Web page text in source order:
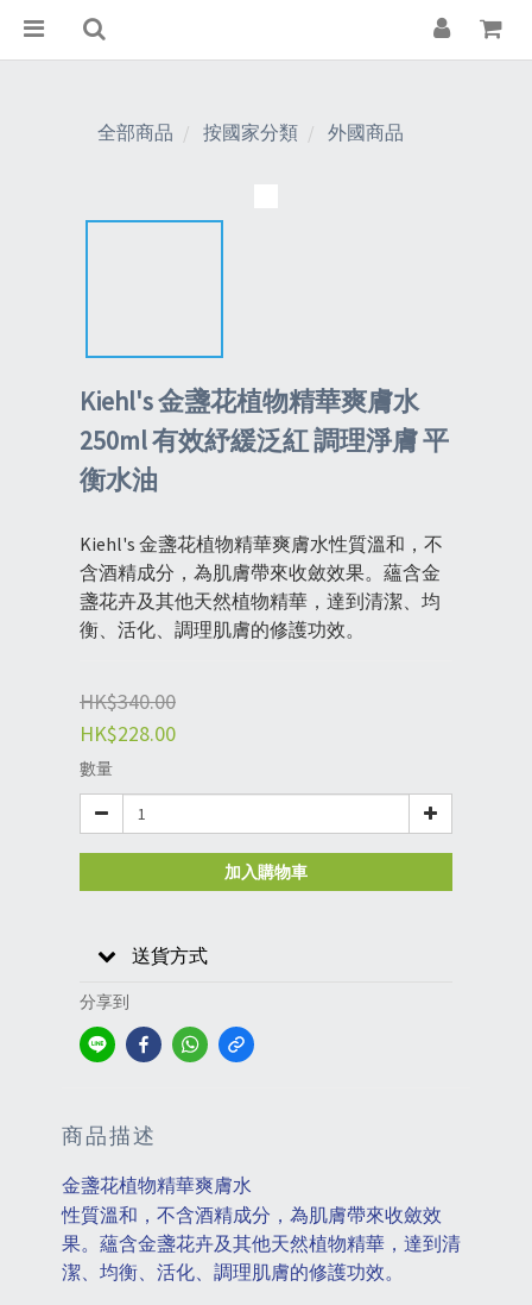
全部商品 按國家分類 外國商品
Kiehl's 金盞花植物精華爽膚水
250ml 有效紓緩泛紅 調理淨膚 平
衡水油
Kiehl's 金盞花植物精華爽膚水性質溫和，不
含酒精成分，為肌膚帶來收斂效果。蘊含金
盞花卉及其他天然植物精華，達到清潔、均
衡、活化、調理肌膚的修護功效。
HK$340.00
HK$228.00
數量
加入購物車
送貨方式
分享到
商品描述
金盞花植物精華爽膚水
性質溫和，不含酒精成分，為肌膚帶來收斂效
果。蘊含金盞花卉及其他天然植物精華，達到清
潔、均衡、活化、調理肌膚的修護功效。